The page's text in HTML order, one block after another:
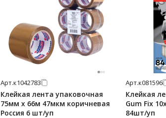
Арт.к1042783
Клейкая лента упаковочная
75мм х 66м 47мкм коричневая
Россия 6 шт/уп
Арт.к081596
Клейкая
Gum Fix
84шт/уп